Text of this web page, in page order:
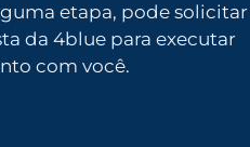
etapa, pode solicitar
da 4blue para executar
com você.